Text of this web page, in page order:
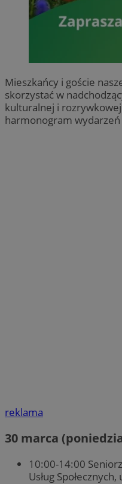
Mieszkańcy i goście
skorzystać w
kulturalnej i
harmonogram wydarzeń
reklama
30 marca
10:00-14:00
Usług